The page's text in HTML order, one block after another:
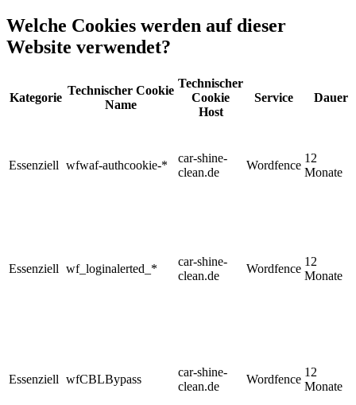
Welche Cookies werden auf dieser
Website verwendet?
Kategorie
Technischer Cookie
Name
Technischer
Cookie
Host
Service Dauer
Essenziell wfwaf-authcookie-*
car-shine-
clean.de
Wordfence
12
Monate
Essenziell wf_loginalerted_*
car-shine-
clean.de
Wordfence
12
Monate
Essenziell wfCBLBypass
car-shine-
clean.de
Wordfence
12
Monate